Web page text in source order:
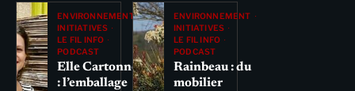
ENVIRONNEMENT
INITIATIVES
LE FIL INFO
PODCAST
Elle Cartonne
: l’emballage
ENVIRONNEMENT
INITIATIVES
LE FIL INFO
PODCAST
Rainbeau : du
mobilier